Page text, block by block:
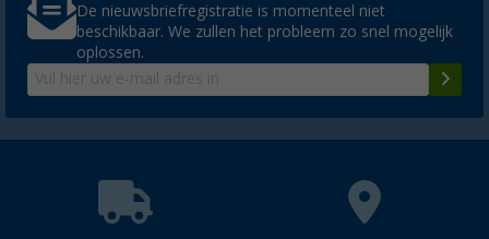
De nieuwsbriefregistratie is momenteel niet
beschikbaar. We zullen het probleem zo snel mogelijk
oplossen.